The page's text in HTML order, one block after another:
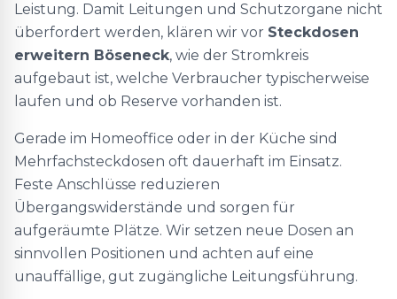
Leistung. Damit Leitungen und Schutzorgane nicht
überfordert werden, klären wir vor Steckdosen
erweitern Böseneck, wie der Stromkreis
aufgebaut ist, welche Verbraucher typischerweise
laufen und ob Reserve vorhanden ist.
Gerade im Homeoffice oder in der Küche sind
Mehrfachsteckdosen oft dauerhaft im Einsatz.
Feste Anschlüsse reduzieren
Übergangswiderstände und sorgen für
aufgeräumte Plätze. Wir setzen neue Dosen an
sinnvollen Positionen und achten auf eine
unauffällige, gut zugängliche Leitungsführung.